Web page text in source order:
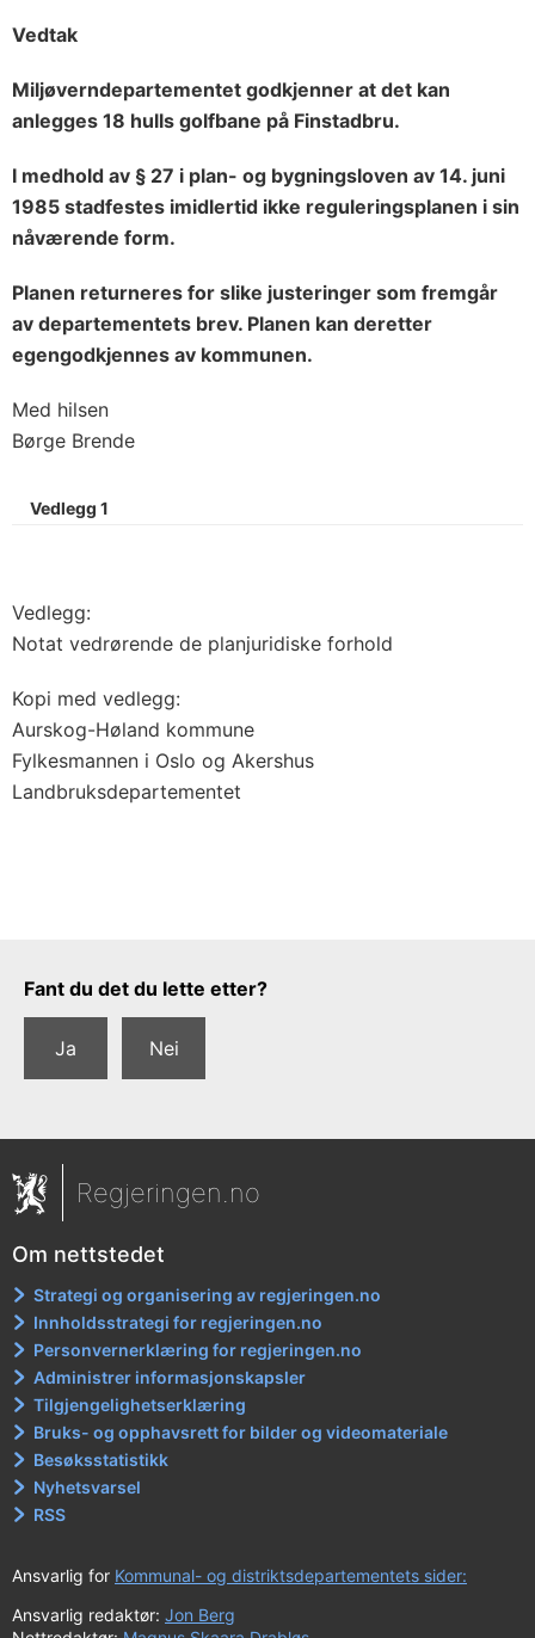
Vedtak
Miljøverndepartementet godkjenner at det kan
anlegges 18 hulls golfbane på Finstadbru.
I medhold av § 27 i plan- og bygningsloven av 14. juni
1985 stadfestes imidlertid ikke reguleringsplanen i sin
nåværende form.
Planen returneres for slike justeringer som fremgår
av departementets brev. Planen kan deretter
egengodkjennes av kommunen.
Med hilsen
Børge Brende
Vedlegg 1
Vedlegg:
Notat vedrørende de planjuridiske forhold
Kopi med vedlegg:
Aurskog-Høland kommune
Fylkesmannen i Oslo og Akershus
Landbruksdepartementet
Tilbakemeldingsskjema
Fant du det du lette etter?
Ja Nei
Regjeringen.no
Om nettstedet
Strategi og organisering av regjeringen.no
Innholdsstrategi for regjeringen.no
Personvernerklæring for regjeringen.no
Administrer informasjonskapsler
Tilgjengelighetserklæring
Bruks- og opphavsrett for bilder og videomateriale
Besøksstatistikk
Nyhetsvarsel
RSS
Ansvarlig for Kommunal- og distriktsdepartementets sider:
Ansvarlig redaktør: Jon Berg